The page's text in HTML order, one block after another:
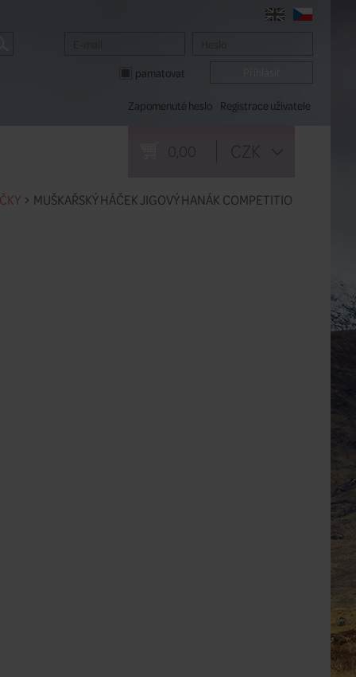
pamatovat
Zapomenuté heslo Registrace uživatele
0,00 CZK
MUŠKAŘSKÝ HÁČEK JIGOVÝ HANÁK COMPETITIO